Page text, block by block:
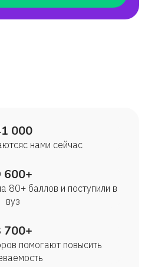
000
с нами сейчас
600+
80+ баллов и поступили в
вуз
700+
помогают повысить